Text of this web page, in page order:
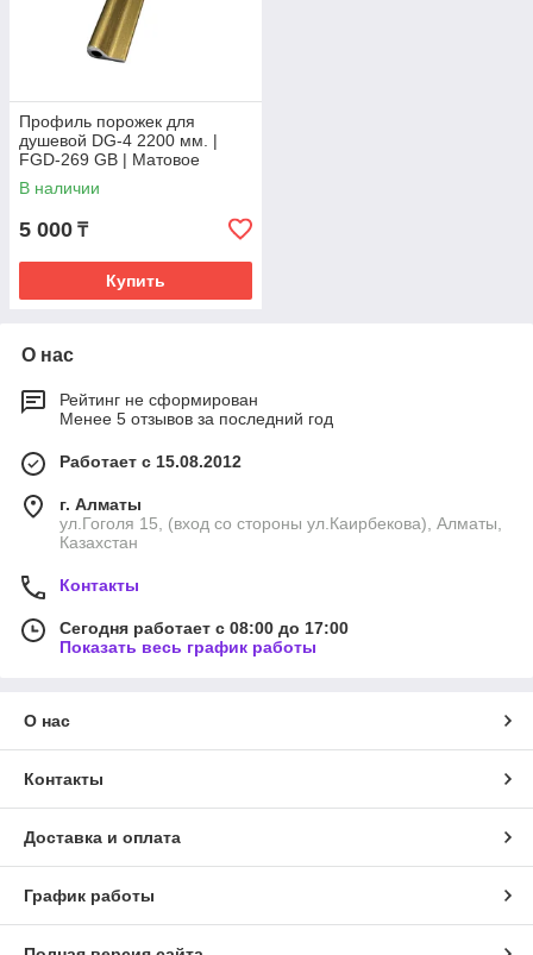
Профиль порожек для
душевой DG-4 2200 мм. |
FGD-269 GB | Матовое
золото
В наличии
5 000 ₸
Купить
О нас
Рейтинг не сформирован
Менее 5 отзывов за последний год
Работает с 15.08.2012
г. Алматы
ул.Гоголя 15, (вход со стороны ул.Каирбекова), Алматы,
Казахстан
Контакты
Сегодня работает с 08:00 до 17:00
Показать весь график работы
О нас
Контакты
Доставка и оплата
График работы